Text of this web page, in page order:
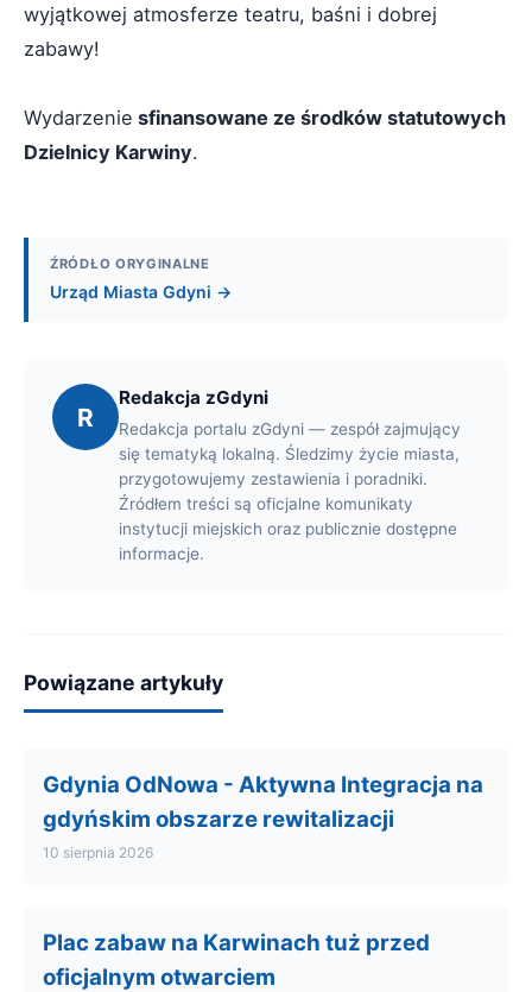
wyjątkowej atmosferze teatru, baśni i dobrej
zabawy!
Wydarzenie sfinansowane ze środków statutowych
Dzielnicy Karwiny.
ŹRÓDŁO ORYGINALNE
Urząd Miasta Gdyni →
R
Redakcja zGdyni
Redakcja portalu zGdyni — zespół zajmujący
się tematyką lokalną. Śledzimy życie miasta,
przygotowujemy zestawienia i poradniki.
Źródłem treści są oficjalne komunikaty
instytucji miejskich oraz publicznie dostępne
informacje.
Powiązane artykuły
Gdynia OdNowa - Aktywna Integracja na
gdyńskim obszarze rewitalizacji
10 sierpnia 2026
Plac zabaw na Karwinach tuż przed
oficjalnym otwarciem